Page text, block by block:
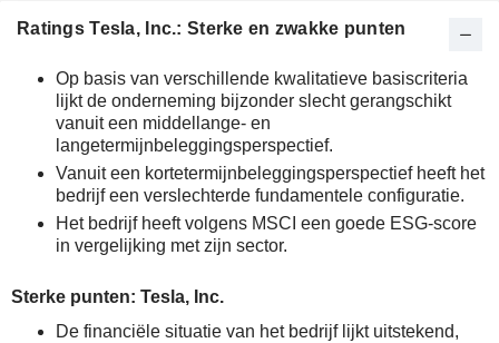
Ratings Tesla, Inc.: Sterke en zwakke punten
Op basis van verschillende kwalitatieve basiscriteria
lijkt de onderneming bijzonder slecht gerangschikt
vanuit een middellange- en
langetermijnbeleggingsperspectief.
Vanuit een kortetermijnbeleggingsperspectief heeft het
bedrijf een verslechterde fundamentele configuratie.
Het bedrijf heeft volgens MSCI een goede ESG-score
in vergelijking met zijn sector.
Sterke punten: Tesla, Inc.
De financiële situatie van het bedrijf lijkt uitstekend,